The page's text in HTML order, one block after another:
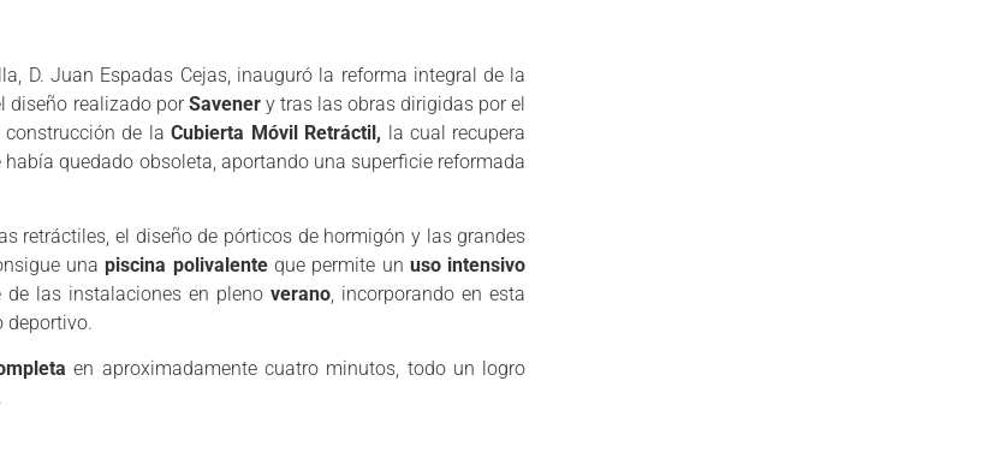
D. Juan Espadas Cejas, inauguró la reforma integral de la
diseño realizado porSavenery tras las obras dirigidas por el
construcción de laCubierta Móvil Retráctil, la cual recupera
quedado obsoleta, aportando una superficie reformada
retráctiles, el diseño de pórticos de hormigón y las grandes
unapiscina polivalenteque permite unuso intensivo
de las instalaciones en plenoverano, incorporando en esta
deportivo.
en aproximadamente cuatro minutos, todo un logro